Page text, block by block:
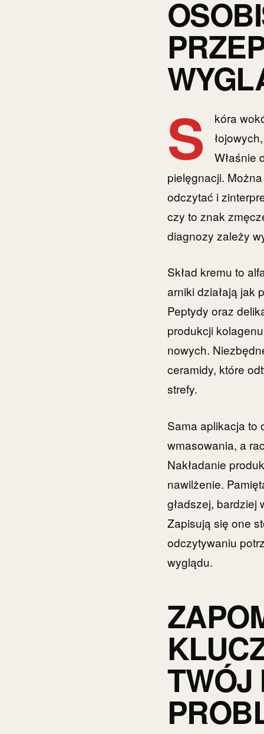
S
kóra
Właśnie
pielęgnacji.
odczytać i
czy to znak
diagnozy zależy
Skład kremu to
arniki działają jak
Peptydy oraz
produkcji
nowych.
ceramidy, które
strefy.
Sama aplikacja to
wmasowania, a
Nakładanie
nawilżenie.
gładszej, bardziej
Zapisują się one
odczytywaniu
wyglądu.
TWÓJ